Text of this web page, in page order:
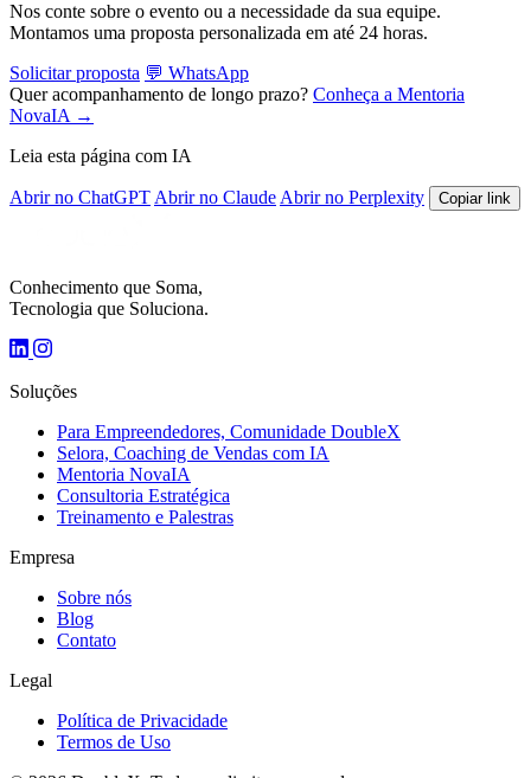
Nos conte sobre o evento ou a necessidade da sua equipe.
Montamos uma proposta personalizada em até 24 horas.
Solicitar proposta 💬 WhatsApp
Quer acompanhamento de longo prazo? Conheça a Mentoria
NovaIA →
Leia esta página com IA
Abrir no ChatGPT Abrir no Claude Abrir no Perplexity Copiar link
Conhecimento que Soma,
Tecnologia que Soluciona.
Soluções
Para Empreendedores, Comunidade DoubleX
Selora, Coaching de Vendas com IA
Mentoria NovaIA
Consultoria Estratégica
Treinamento e Palestras
Empresa
Sobre nós
Blog
Contato
Legal
Política de Privacidade
Termos de Uso